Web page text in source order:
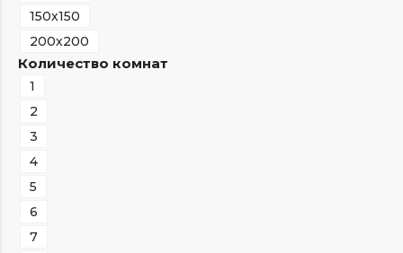
150х150
200х200
Количество комнат
1
2
3
4
5
6
7